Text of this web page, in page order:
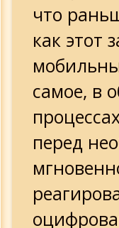
что
как этот
самое, в
перед